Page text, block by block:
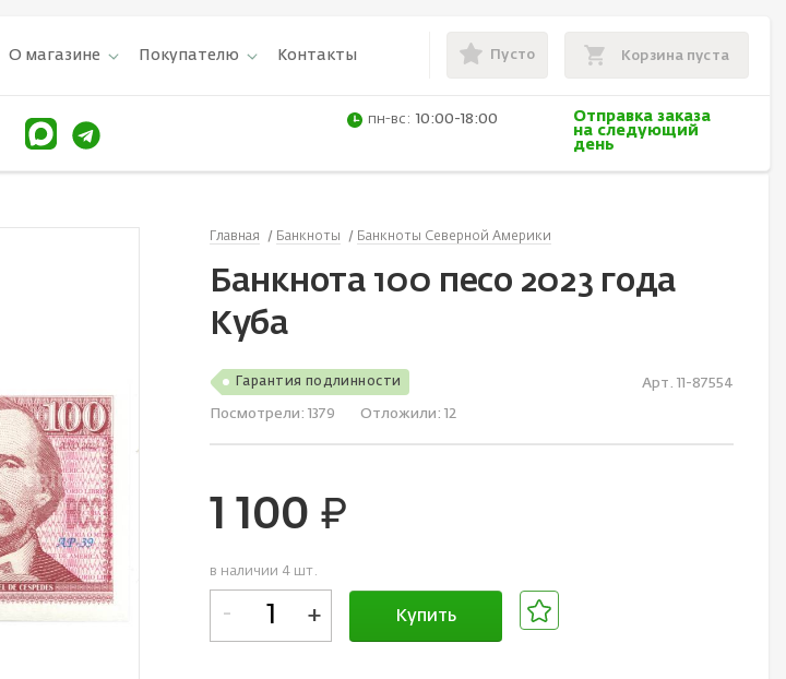
О магазине Покупателю Контакты Пусто Корзина пуста
пн-вс: 10:00-18:00
Отправка заказа
на следующий
день
Главная Банкноты Банкноты Северной Америки
Банкнота 100 песо 2023 года
Куба
Гарантия подлинности Арт. 11-87554
Посмотрели: 1379 Отложили: 12
1 100 руб.
в наличии 4 шт.
- + Купить